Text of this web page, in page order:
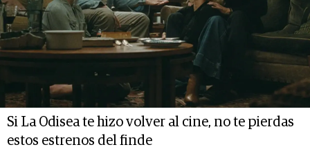
Si La Odisea te hizo volver al cine, no te pierdas
estos estrenos del finde